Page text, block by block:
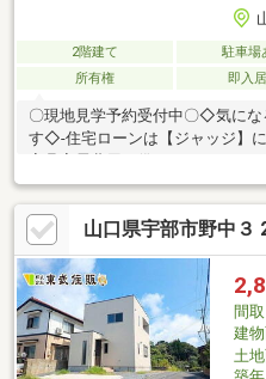
2階建て 駐車場
所有権
即入
〇現地見学予約受付中〇◇気にな
す◇-住宅ローンは【ジャッジ】
っても大丈夫！・おまとめロー
もＯＫ！・信用情報に不安があ
業スタッフがご対応いたします！
大歓迎です♪※少しでも不安のあ
相談ください♪※ジャッジはお客
～【ジャッジ株式会社】山口宇
んな事でもお気軽にご連絡くださ
山口県宇部市野中３
間取
建
土